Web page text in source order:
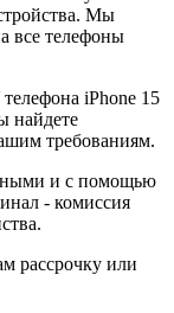
Мы
все телефоны
iPhone 15
найдете
требованиям.
и с помощью
- комиссия
рассрочку или